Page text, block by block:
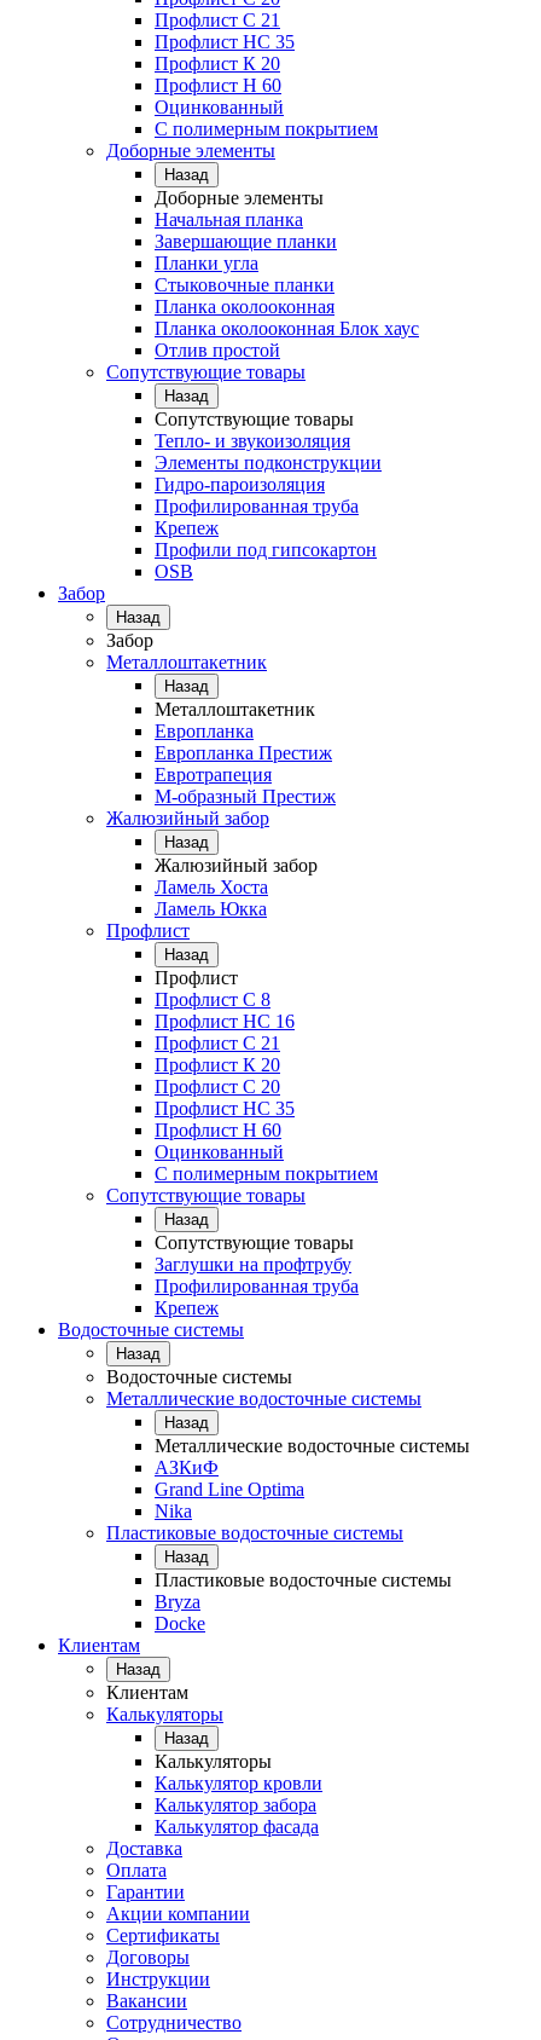
Профлист C 21
Профлист НС 35
Профлист К 20
Профлист Н 60
Оцинкованный
С полимерным покрытием
Доборные элементы
Назад
Доборные элементы
Начальная планка
Завершающие планки
Планки угла
Стыковочные планки
Планка околооконная
Планка околооконная Блок хаус
Отлив простой
Сопутствующие товары
Назад
Сопутствующие товары
Тепло- и звукоизоляция
Элементы подконструкции
Гидро-пароизоляция
Профилированная труба
Крепеж
Профили под гипсокартон
OSB
Забор
Назад
Забор
Металлоштакетник
Назад
Металлоштакетник
Европланка
Европланка Престиж
Евротрапеция
М-образный Престиж
Жалюзийный забор
Назад
Жалюзийный забор
Ламель Хоста
Ламель Юкка
Профлист
Назад
Профлист
Профлист С 8
Профлист НС 16
Профлист C 21
Профлист К 20
Профлист С 20
Профлист НС 35
Профлист Н 60
Оцинкованный
С полимерным покрытием
Сопутствующие товары
Назад
Сопутствующие товары
Заглушки на профтрубу
Профилированная труба
Крепеж
Водосточные системы
Назад
Водосточные системы
Металлические водосточные системы
Назад
Металлические водосточные системы
АЗКиФ
Grand Line Optima
Nika
Пластиковые водосточные системы
Назад
Пластиковые водосточные системы
Bryza
Docke
Клиентам
Назад
Клиентам
Калькуляторы
Назад
Калькуляторы
Калькулятор кровли
Калькулятор забора
Калькулятор фасада
Доставка
Оплата
Гарантии
Акции компании
Сертификаты
Договоры
Инструкции
Вакансии
Сотрудничество